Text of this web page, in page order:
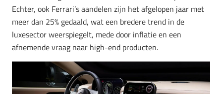
Echter, ook Ferrari’s aandelen zijn het afgelopen jaar met
meer dan 25% gedaald, wat een bredere trend in de
luxesector weerspiegelt, mede door inflatie en een
afnemende vraag naar high-end producten.